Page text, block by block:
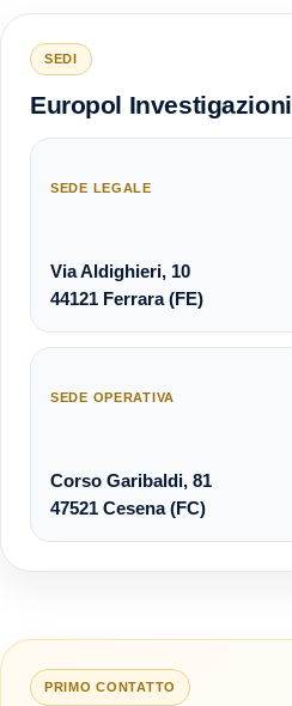
SEDI
Europol Investigazioni
SEDE LEGALE
Via Aldighieri, 10
44121 Ferrara (FE)
SEDE OPERATIVA
Corso Garibaldi, 81
47521 Cesena (FC)
PRIMO CONTATTO